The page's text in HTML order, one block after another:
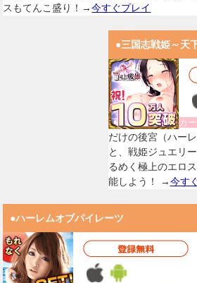
スもてんこ盛り！→今すぐプレイ
●三国志戦姫～天
カ
だけの後宮（ハー
と、戦姫ジュエリ
るめく極上のエロ
能しよう！ →今す
●ハーレムオブパイレーツ